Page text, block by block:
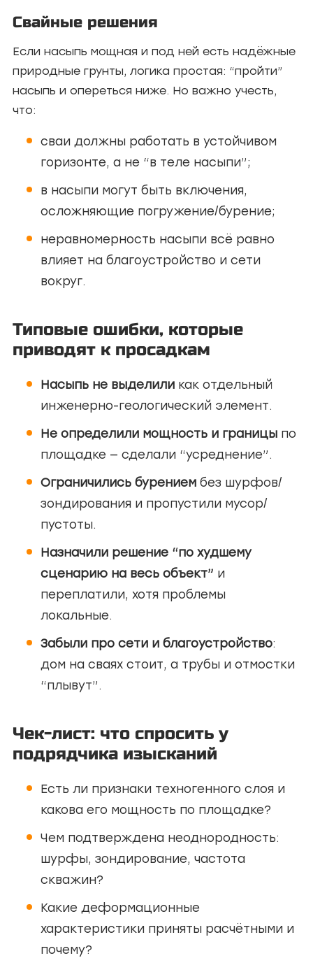
Свайные решения
Если насыпь мощная и под ней есть надёжные
природные грунты, логика простая: “пройти”
насыпь и опереться ниже. Но важно учесть,
что:
сваи должны работать в устойчивом
горизонте, а не “в теле насыпи”;
в насыпи могут быть включения,
осложняющие погружение/бурение;
неравномерность насыпи всё равно
влияет на благоустройство и сети
вокруг.
Типовые ошибки, которые
приводят к просадкам
Насыпь не выделили как отдельный
инженерно-геологический элемент.
Не определили мощность и границы по
площадке — сделали “усреднение”.
Ограничились бурением без шурфов/
зондирования и пропустили мусор/
пустоты.
Назначили решение “по худшему
сценарию на весь объект” и
переплатили, хотя проблемы
локальные.
Забыли про сети и благоустройство:
дом на сваях стоит, а трубы и отмостки
“плывут”.
Чек-лист: что спросить у
подрядчика изысканий
Есть ли признаки техногенного слоя и
какова его мощность по площадке?
Чем подтверждена неоднородность:
шурфы, зондирование, частота
скважин?
Какие деформационные
характеристики приняты расчётными и
почему?